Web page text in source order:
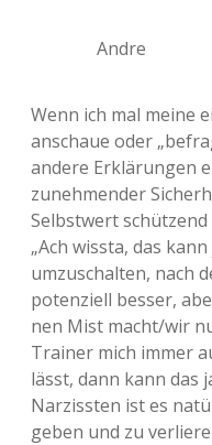
Andre
Wenn ich mal meine
anschaue oder
andere Erklärungen
zunehmender
Selbstwert
„Ach wissta, das
umzuschalten, nach
potenziell besser,
nen Mist macht/wir
Trainer mich immer
lässt, dann kann das
Narzissten ist es
geben und zu